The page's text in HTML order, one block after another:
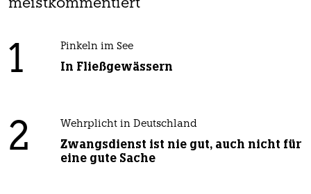
meistkommentiert
1 Pinkeln im See
In Fließgewässern
2 Wehrplicht in Deutschland
Zwangsdienst ist nie gut, auch nicht für
eine gute Sache